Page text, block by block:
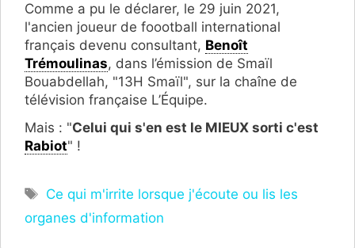
Comme a pu le déclarer, le 29 juin 2021,
l'ancien joueur de foootball international
français devenu consultant, Benoît
Trémoulinas, dans l’émission de Smaïl
Bouabdellah, "13H Smaïl", sur la chaîne de
télévision française L’Équipe.
Mais : "Celui qui s'en est le MIEUX sorti c'est
Rabiot" !
Étiquettes
Ce qui m'irrite lorsque j'écoute ou lis les
organes d'information